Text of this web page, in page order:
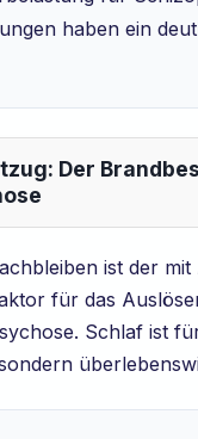
haben ein
Der
ist der
für das
Schlaf ist